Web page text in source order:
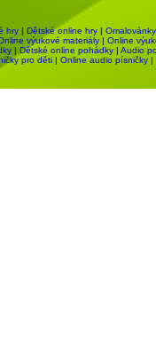
hry | Dětské online hry | Omalovánky
výukové materiály | Online
| Dětské online pohádky | Audio
pro děti | Online audio písničky |